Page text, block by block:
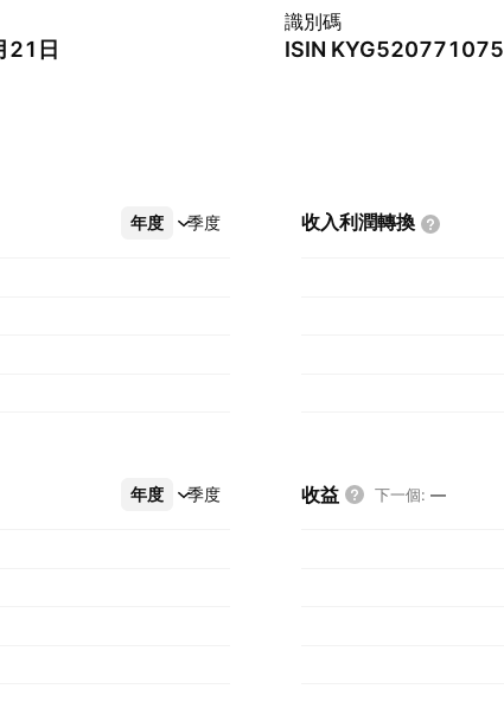
21日
識別碼
ISIN KYG520771075
年度 季度
更多 收入利潤轉換
年度 季度
更多 收益 下一個: —